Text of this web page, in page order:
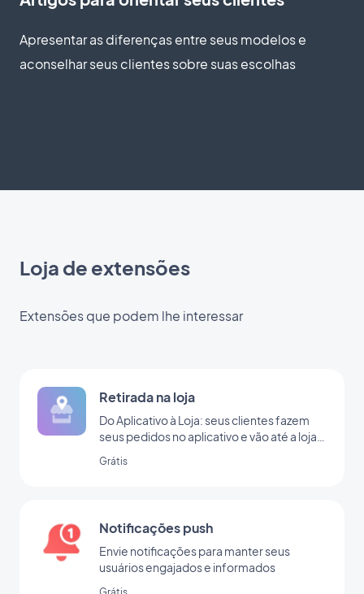
Apresentar as diferenças entre seus modelos e
aconselhar seus clientes sobre suas escolhas
Loja de extensões
Extensões que podem lhe interessar
Retirada na loja
Do Aplicativo à Loja: seus clientes fazem
seus pedidos no aplicativo e vão até a loja
Grátis
Notificações push
Envie notificações para manter seus
usuários engajados e informados